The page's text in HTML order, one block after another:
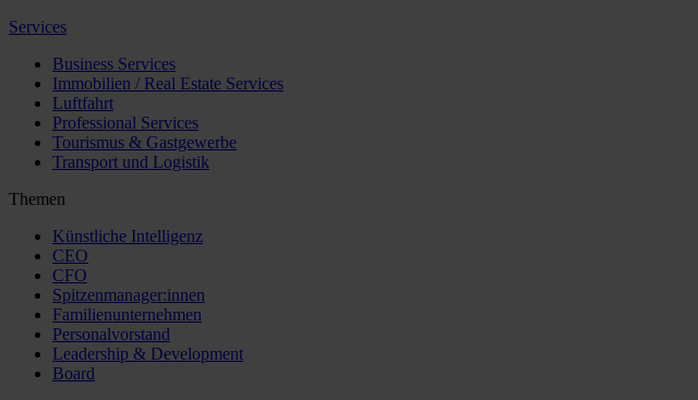
Services
Business Services
Immobilien / Real Estate Services
Luftfahrt
Professional Services
Tourismus & Gastgewerbe
Transport und Logistik
Themen
Künstliche Intelligenz
CEO
CFO
Spitzenmanager:innen
Familienunternehmen
Personalvorstand
Leadership & Development
Board